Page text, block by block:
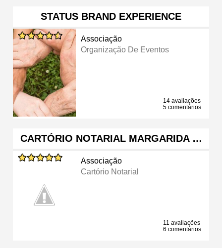
STATUS BRAND EXPERIENCE
Associação
Organização De Eventos
14 avaliações
5 comentários
CARTÓRIO NOTARIAL MARGARIDA …
Associação
Cartório Notarial
11 avaliações
6 comentários